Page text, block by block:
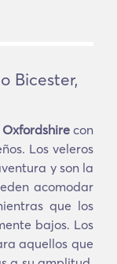
Bicester,
con
Los veleros
y son la
acomodar
que los
bajos. Los
aquellos que